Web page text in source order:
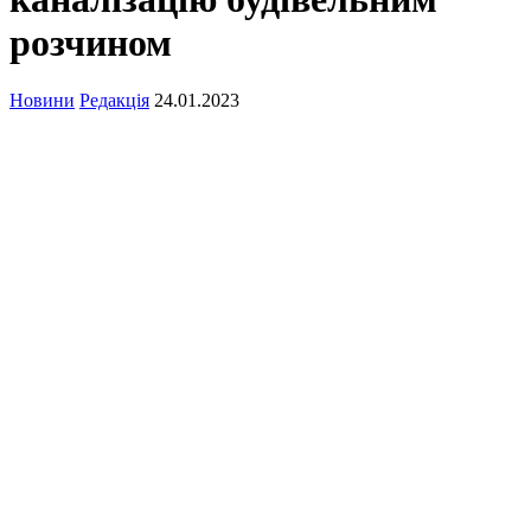
розчином
Новини Редакція 24.01.2023